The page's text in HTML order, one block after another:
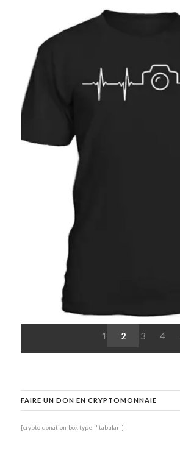
1 2 3 4
FAIRE UN DON EN CRYPTOMONNAIE
[crypto-donation-box type="tabular"]